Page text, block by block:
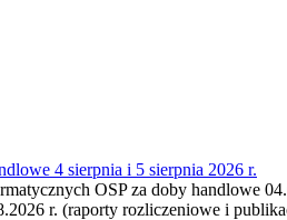
4 sierpnia i 5 sierpnia 2026 r.
OSP za doby handlowe
r. (raporty rozliczeniowe i